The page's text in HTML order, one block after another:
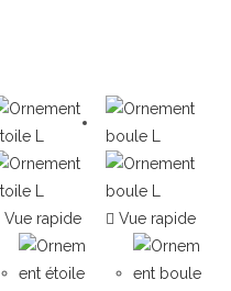
Vue rapide Vue rapide